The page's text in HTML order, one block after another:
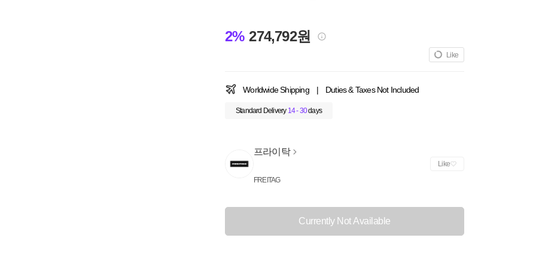
2% 274,792원
Like
Worldwide Shipping | Duties & Taxes Not Included
Standard Delivery 14 - 30days
프라이탁
FREITAG
Like
Currently Not Available